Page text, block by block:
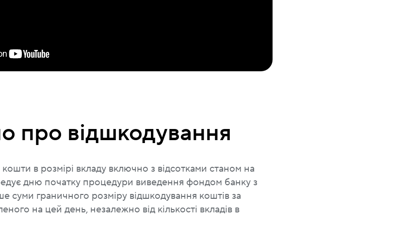
про відшкодування
в розмірі вкладу включно з відсотками станом на
дню початку процедури виведення фондом банку з
суми граничного розміру відшкодування коштів за
на цей день, незалежно від кількості вкладів в